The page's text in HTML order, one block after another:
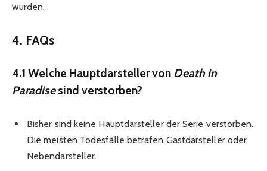
wurden.
4. FAQs
4.1 Welche Hauptdarsteller von Death in
Paradisesind verstorben?
Bisher sind keine Hauptdarsteller der Serie verstorben.
Die meisten Todesfälle betrafen Gastdarsteller oder
Nebendarsteller.